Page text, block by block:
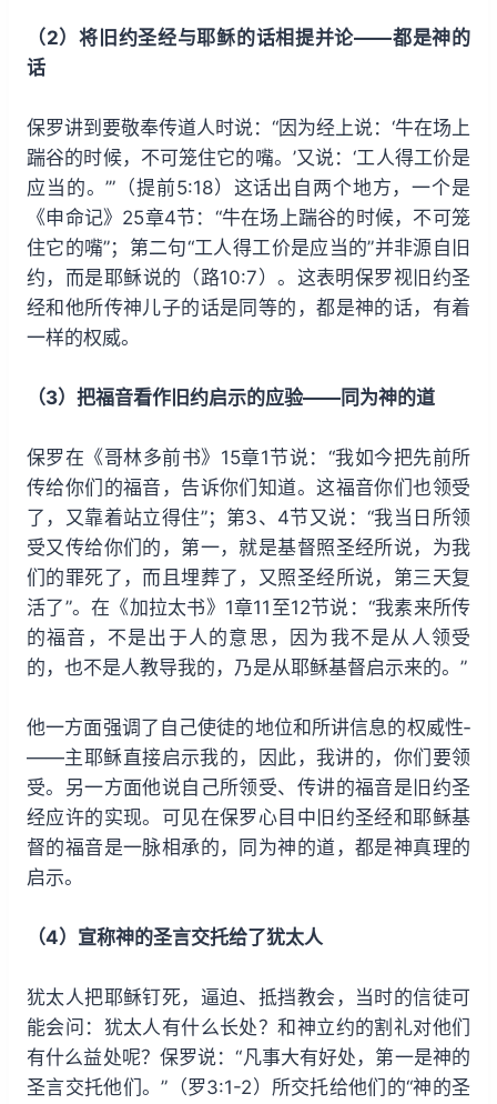
（2）将旧约圣经与耶稣的话相提并论——都是神的
话
保罗讲到要敬奉传道人时说：“因为经上说：‘牛在场上
踹谷的时候，不可笼住它的嘴。’又说：‘工人得工价是
应当的。’”（提前5:18）这话出自两个地方，一个是
《申命记》25章4节：“牛在场上踹谷的时候，不可笼
住它的嘴”；第二句“工人得工价是应当的”并非源自旧
约，而是耶稣说的（路10:7）。这表明保罗视旧约圣
经和他所传神儿子的话是同等的，都是神的话，有着
一样的权威。
（3）把福音看作旧约启示的应验——同为神的道
保罗在《哥林多前书》15章1节说：“我如今把先前所
传给你们的福音，告诉你们知道。这福音你们也领受
了，又靠着站立得住”；第3、4节又说：“我当日所领
受又传给你们的，第一，就是基督照圣经所说，为我
们的罪死了，而且埋葬了，又照圣经所说，第三天复
活了”。在《加拉太书》1章11至12节说：“我素来所传
的福音，不是出于人的意思，因为我不是从人领受
的，也不是人教导我的，乃是从耶稣基督启示来的。”
他一方面强调了自己使徒的地位和所讲信息的权威性­
——主耶稣直接启示我的，因此，我讲的，你们要领
受。另一方面他说自己所领受、传讲的福音是旧约圣
经应许的实现。可见在保罗心目中旧约圣经和耶稣基
督的福音是一脉相承的，同为神的道，都是神真理的
启示。
（4）宣称神的圣言交托给了犹太人
犹太人把耶稣钉死，逼迫、抵挡教会，当时的信徒可
能会问：犹太人有什么长处？和神立约的割礼对他们
有什么益处呢？保罗说：“凡事大有好处，第一是神的
圣言交托他们。”（罗3:1-2）所交托给他们的“神的圣